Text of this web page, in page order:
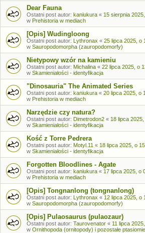
Dear Fauna
Ostatni post autor: kaniukura « 15 sierpnia
w Prehistoria w mediach
[Opis] Wudingloong
Ostatni post autor: Lythronax « 25 lipca 2025, o
w Sauropodomorpha (zauropodomorfy)
Nietypowy wzór na kamieniu
Ostatni post autor: Michalina « 22 lipca 2025, o
w Skamieniałości - identyfikacja
"Dinosauria" The Animated Series
Ostatni post autor: kaniukura « 20 lipca 2025, o
w Prehistoria w mediach
Narzędzie czy natura?
Ostatni post autor: Dimetrodon2 « 18 lipca
w Skamieniałości - identyfikacja
Kość z Torre Pedrera
Ostatni post autor: Motyl.11 « 18 lipca 2025, o
w Skamieniałości - identyfikacja
Forgotten Bloodlines - Agate
Ostatni post autor: kaniukura « 17 lipca 2025, o
w Prehistoria w mediach
[Opis] Tongnanlong (tongnanlong)
Ostatni post autor: Lythronax « 12 lipca 2025, o
w Sauropodomorpha (zauropodomorfy)
[Opis] Pulaosaurus (pulaozaur)
Ostatni post autor: Taurovenator « 11 lipca
w Ornithopoda (ornitopody) i pozostałe